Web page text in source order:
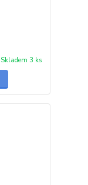
Skladem 3 ks